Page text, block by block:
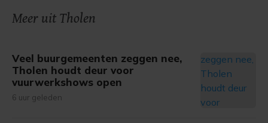
Meer uit Tholen
Veel buurgemeenten zeggen nee,
Tholen houdt deur voor
vuurwerkshows open
6 uur geleden